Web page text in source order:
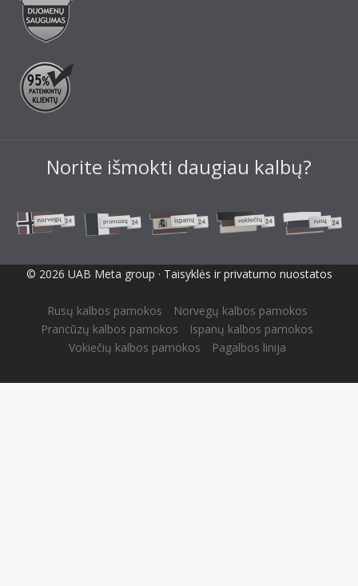
Norite išmokti daugiau kalbų?
© 2026 UAB Meta group · Taisyklės ir privatumo nuostatos
Rusų kalbos pamokos
Norvegų kalbos pamokos
Prancūzų kalbos pamokos
Ispanų kalbos pamokos
Vokiečių kalbos pamokos
Pagalbos linija